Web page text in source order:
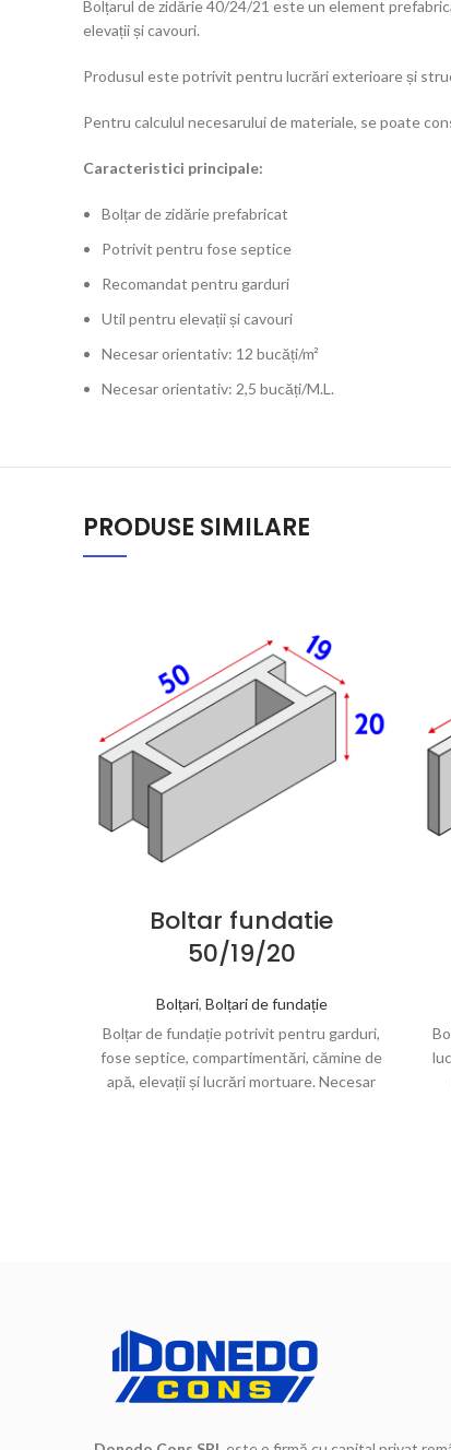
Bolțarul de zidărie 40/24/21 este un element
elevații și cavouri.
Produsul este potrivit pentru lucrări exterioare și
Pentru calculul necesarului de materiale, se poate
Caracteristici principale:
Bolțar de zidărie prefabricat
Potrivit pentru fose septice
Recomandat pentru garduri
Util pentru elevații și cavouri
Necesar orientativ: 12 bucăți/m²
Necesar orientativ: 2,5 bucăți/M.L.
PRODUSE SIMILARE
Boltar fundatie
50/19/20
Bolțari, Bolțari de fundație
Bolțar de fundație potrivit pentru garduri,
fose septice, compartimentări, cămine de
apă, elevații și lucrări mortuare. Necesar